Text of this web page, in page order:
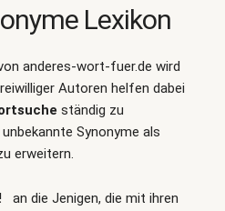
Lexikon
anderes-wort-fuer.de wird
Autoren helfen dabei
ständig zu
Synonyme als
erweitern.
an die Jenigen, die mit ihren